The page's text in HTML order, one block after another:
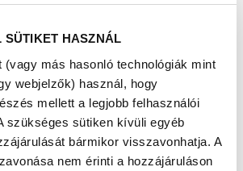
SÜTIKET HASZNÁL
(vagy más hasonló technológiák mint
webjelzők) használ, hogy
mellett a legjobb felhasználói
szükséges sütiken kívüli egyéb
bármikor visszavonhatja. A
nem érinti a hozzájáruláson
közel, de ingyenesen is. Az egész
kilátogatók minden egyes
tanácsadáson, előadáson való
forintot érő adománypontot kaptak, az
pedig hozzáadódott a Richter által
felajánlott 2 milliós alapadományhoz.
önkormányzata is úgy döntött, hogy
a helyi egészségügyi intézménynek:
Önkormányzata megduplázta a